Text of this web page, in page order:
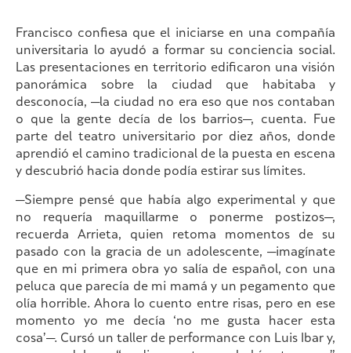
Francisco confiesa que el iniciarse en una compañía
universitaria lo ayudó a formar su conciencia social.
Las presentaciones en territorio edificaron una visión
panorámica sobre la ciudad que habitaba y
desconocía, —la ciudad no era eso que nos contaban
o que la gente decía de los barrios—, cuenta. Fue
parte del teatro universitario por diez años, donde
aprendió el camino tradicional de la puesta en escena
y descubrió hacia donde podía estirar sus límites.
—Siempre pensé que había algo experimental y que
no requería maquillarme o ponerme postizos—,
recuerda Arrieta, quien retoma momentos de su
pasado con la gracia de un adolescente, —imagínate
que en mi primera obra yo salía de español, con una
peluca que parecía de mi mamá y un pegamento que
olía horrible. Ahora lo cuento entre risas, pero en ese
momento yo me decía ‘no me gusta hacer esta
cosa’—. Cursó un taller de performance con Luis Ibar y,